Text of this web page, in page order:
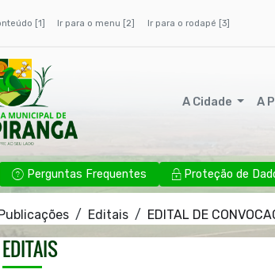
[1] Ir para o menu [2] Ir para o rodapé [3]
A Cidade A
Perguntas Frequentes Proteção de
Editais EDITAL DE
EDITAIS